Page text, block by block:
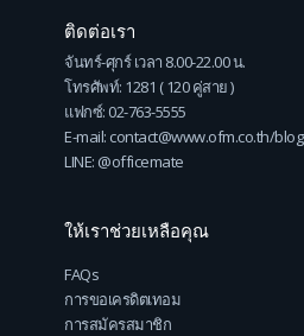
ติดต่อเรา
จันทร์-ศุกร์ เวลา 8.00-22.00 น.
โทรศัพท์: 1281 ( 120 คู่สาย )
แฟกซ์: 02-763-5555
E-mail: contact@www.ofm.co.th/blog
LINE: @officemate
ให้เราช่วยเหลือคุณ
FAQs
การขอเครดิตเทอม
การสมัครสมาชิก